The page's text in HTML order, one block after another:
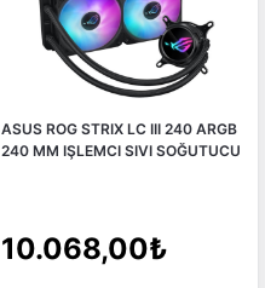
ASUS ROG STRIX LC III 240 ARGB
240 MM IŞLEMCI SIVI SOĞUTUCU
10.068,00₺